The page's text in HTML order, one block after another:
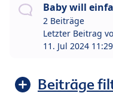
Baby will
2 Beiträge
Letzter Beitrag
11. Jul 2024 11:29
Beiträge